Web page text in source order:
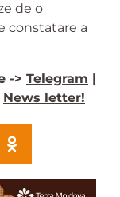
de o
constatare a
-> Telegram
News letter!